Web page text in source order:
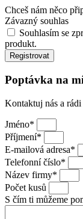
Chceš nám něco
Závazný souhlas
Souhlasím se
produkt.
Registrovat
Poptávka na
Kontaktuj nás a
Jméno*
Příjmení*
E-mailová adresa*
Telefonní číslo*
Název firmy*
Počet kusů
S čím ti můžeme